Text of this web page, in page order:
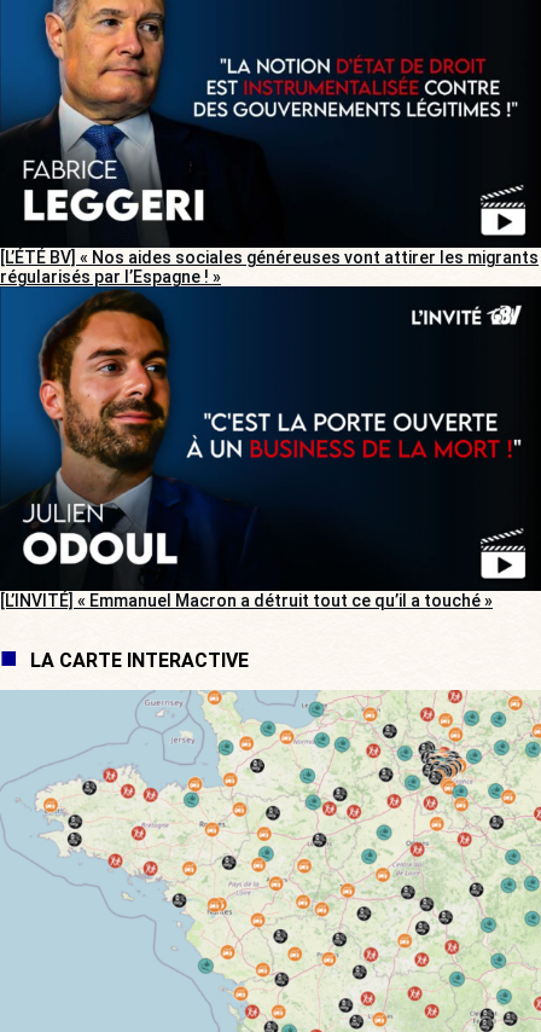
[L’ÉTÉ BV] « Nos aides sociales généreuses vont attirer les migrants
régularisés par l’Espagne ! »
[L’INVITÉ] « Emmanuel Macron a détruit tout ce qu’il a touché »
LA CARTE INTERACTIVE